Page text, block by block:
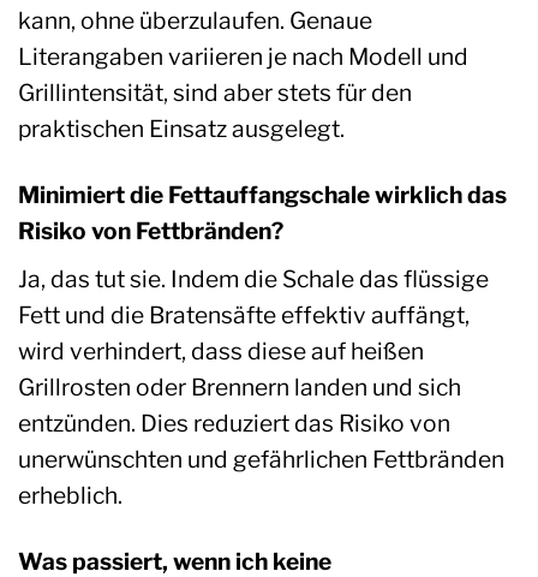
kann, ohne überzulaufen. Genaue
Literangaben variieren je nach Modell und
Grillintensität, sind aber stets für den
praktischen Einsatz ausgelegt.
Minimiert die Fettauffangschale wirklich das
Risiko von Fettbränden?
Ja, das tut sie. Indem die Schale das flüssige
Fett und die Bratensäfte effektiv auffängt,
wird verhindert, dass diese auf heißen
Grillrosten oder Brennern landen und sich
entzünden. Dies reduziert das Risiko von
unerwünschten und gefährlichen Fettbränden
erheblich.
Was passiert, wenn ich keine